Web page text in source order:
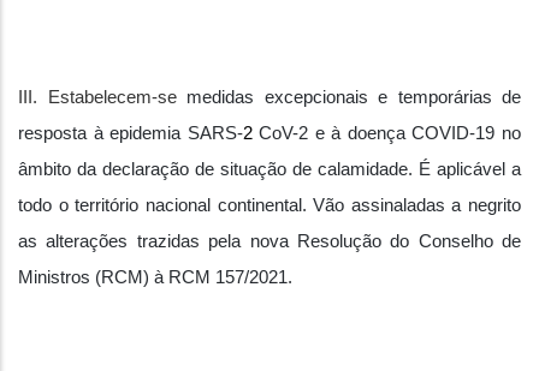
III. Estabelecem-se medidas excepcionais e temporárias de
resposta à epidemia SARS-2CoV-2 e à doença COVID-19 no
âmbito da declaração de situação de calamidade. É aplicável a
todo o território nacional continental. Vão assinaladas a negrito
as alterações trazidas pela nova Resolução do Conselho de
Ministros (RCM) à RCM 157/2021.